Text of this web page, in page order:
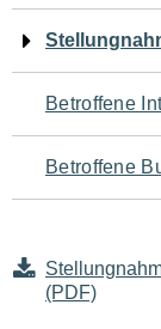
für
den
Betroffene
Betroffene
(PDF)